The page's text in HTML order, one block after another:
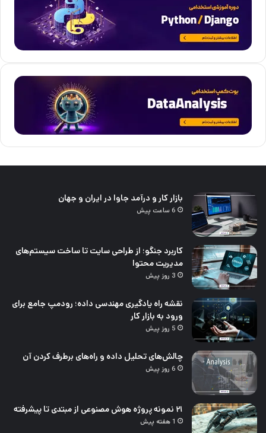
بازار کار و درآمد جاوا در ایران و جهان
6 ساعت پیش
کاربرد جنگو؛ از طراحی سایت تا ساخت سیستم‌های
مدیریت محتوا
3 روز پیش
نقشه راه یادگیری مهندسی داده؛ رودمپ جامع برای
ورود به بازار کار
5 روز پیش
چالش‌های تحلیل داده و راه‌های برطرف کردن آن
6 روز پیش
۲۱ نمونه پروژه هوش مصنوعی از مبتدی تا پیشرفته
1 هفته پیش